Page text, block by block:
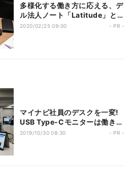
多様化する働き方に応える、デ
ル法人ノート「Latitude」と
「エコシステム」
2020/02/25 09:00 - PR -
マイナビ社員のデスクを一変!
USB Type-Cモニターは働き方
を変えるか?
2019/10/30 08:30 - PR -